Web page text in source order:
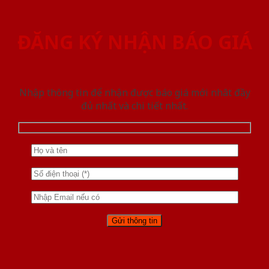
ĐĂNG KÝ NHẬN BÁO GIÁ
Nhập thông tin để nhận được báo giá mới nhât đầy
đủ nhất và chi tiết nhất.